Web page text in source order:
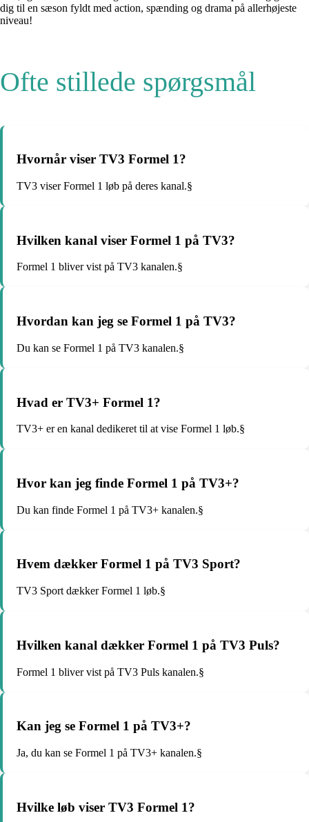
dig til en sæson fyldt med action, spænding og drama på allerhøjeste
niveau!
Ofte stillede spørgsmål
Hvornår viser TV3 Formel 1?
TV3 viser Formel 1 løb på deres kanal.§
Hvilken kanal viser Formel 1 på TV3?
Formel 1 bliver vist på TV3 kanalen.§
Hvordan kan jeg se Formel 1 på TV3?
Du kan se Formel 1 på TV3 kanalen.§
Hvad er TV3+ Formel 1?
TV3+ er en kanal dedikeret til at vise Formel 1 løb.§
Hvor kan jeg finde Formel 1 på TV3+?
Du kan finde Formel 1 på TV3+ kanalen.§
Hvem dækker Formel 1 på TV3 Sport?
TV3 Sport dækker Formel 1 løb.§
Hvilken kanal dækker Formel 1 på TV3 Puls?
Formel 1 bliver vist på TV3 Puls kanalen.§
Kan jeg se Formel 1 på TV3+?
Ja, du kan se Formel 1 på TV3+ kanalen.§
Hvilke løb viser TV3 Formel 1?